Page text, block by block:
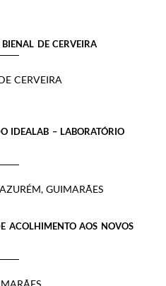
DE CERVEIRA
CERVEIRA
IDEALAB – LABORATÓRIO
GUIMARÃES
ACOLHIMENTO AOS NOVOS